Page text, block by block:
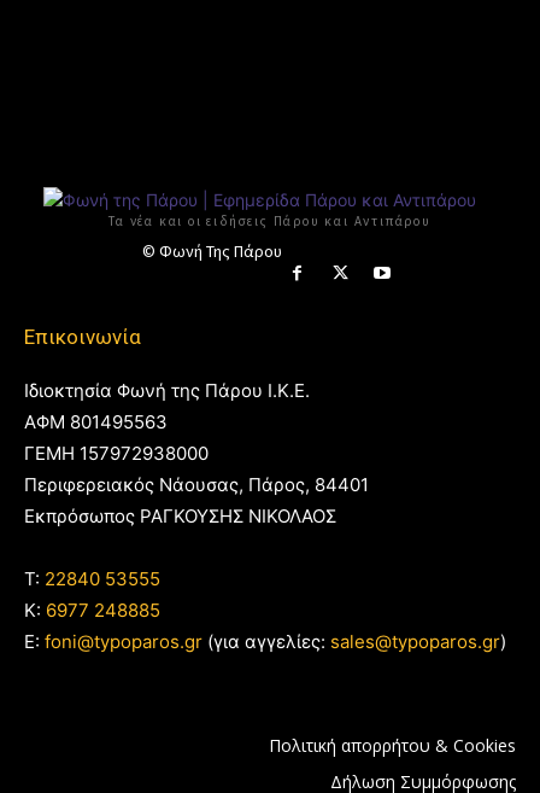
Τα νέα και οι ειδήσεις Πάρου και Αντιπάρου
© Φωνή Της Πάρου
Επικοινωνία
Ιδιοκτησία Φωνή της Πάρου Ι.Κ.Ε.
ΑΦΜ 801495563
ΓΕΜΗ 157972938000
Περιφερειακός Νάουσας, Πάρος, 84401
Εκπρόσωπος ΡΑΓΚΟΥΣΗΣ ΝΙΚΟΛΑΟΣ
T: 22840 53555
Κ: 6977 248885
E: foni@typoparos.gr (για αγγελίες: sales@typoparos.gr)
Πολιτική απορρήτου & Cookies
Δήλωση Συμμόρφωσης